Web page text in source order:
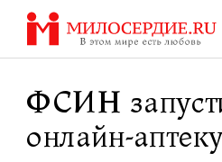
Перейти
содержанию
ФСИН
онлайн-